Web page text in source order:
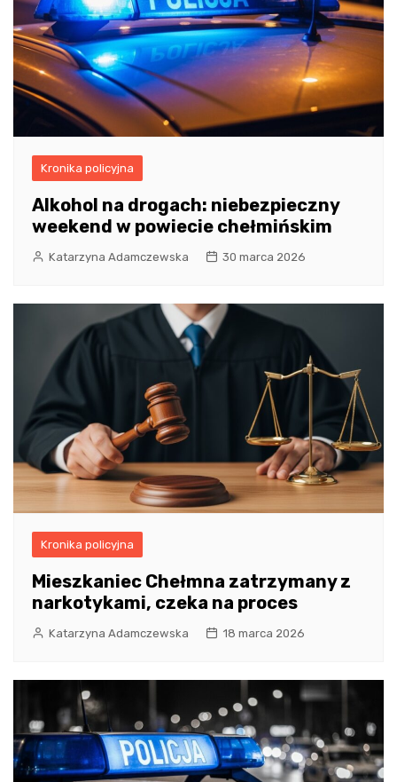
Kronika policyjna
Alkohol na drogach: niebezpieczny
weekend w powiecie chełmińskim
Katarzyna Adamczewska 30 marca 2026
Kronika policyjna
Mieszkaniec Chełmna zatrzymany z
narkotykami, czeka na proces
Katarzyna Adamczewska 18 marca 2026